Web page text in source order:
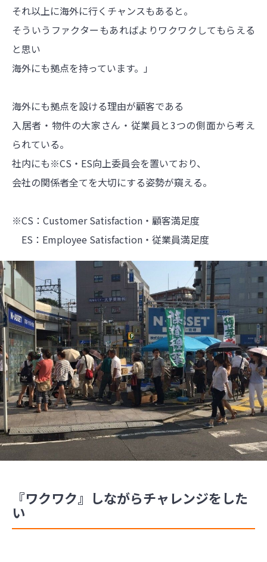
それ以上に海外に行くチャンスもあると。
そういうファクターもあればよりワクワクしてもらえる
と思い
海外にも拠点を持っています。」
海外にも拠点を設ける理由が顧客である
入居者・物件の大家さん・従業員と3つの側面から考え
られている。
社内にも※CS・ES向上委員会を置いており、
会社の関係者全てを大切にする姿勢が窺える。
※CS：Customer Satisfaction・顧客満足度
ES：Employee Satisfaction・従業員満足度
『ワクワク』しながらチャレンジをした
い